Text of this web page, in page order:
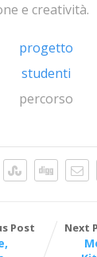
e creatività.
Post Next